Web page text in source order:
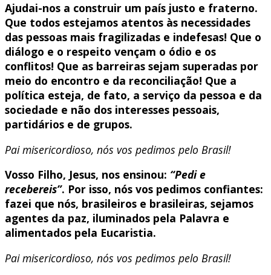
Ajudai-nos a construir um país justo e fraterno.
Que todos estejamos atentos às necessidades
das pessoas mais fragilizadas e indefesas! Que o
diálogo e o respeito vençam o ódio e os
conflitos! Que as barreiras sejam superadas por
meio do encontro e da reconciliação! Que a
política esteja, de fato, a serviço da pessoa e da
sociedade e não dos interesses pessoais,
partidários e de grupos.
Pai misericordioso, nós vos pedimos pelo Brasil!
Vosso Filho, Jesus, nos ensinou: “Pedi e
recebereis”. Por isso, nós vos pedimos confiantes:
fazei que nós, brasileiros e brasileiras, sejamos
agentes da paz, iluminados pela Palavra e
alimentados pela Eucaristia.
Pai misericordioso, nós vos pedimos pelo Brasil!